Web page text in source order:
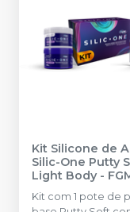
Kit Silicone de
Silic-One Putty
Light Body-
Kit com 1 pote de